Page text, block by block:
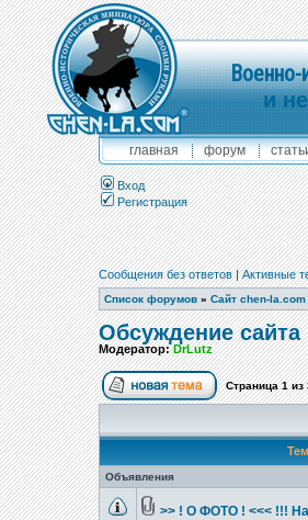
Военно-
и
главная форум
Вход
Регистрация
Сообщения без ответов|Активные
Список форумов » Сайт chen-la.com
Обсуждение сайта
Модератор:DrLutz
Страница1из
Объявления
>> ! О ФОТО ! <<< !!!